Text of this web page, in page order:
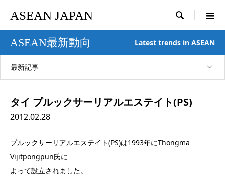
ASEAN JAPAN 
ASEAN最新動向 Latest trends in ASEAN
最新記事
タイ プルックサーリアルエステイト(PS)
2012.02.28
プルックサーリアルエステイト(PS)は1993年にThongma
Vijitpongpun氏に
よって設立されました。